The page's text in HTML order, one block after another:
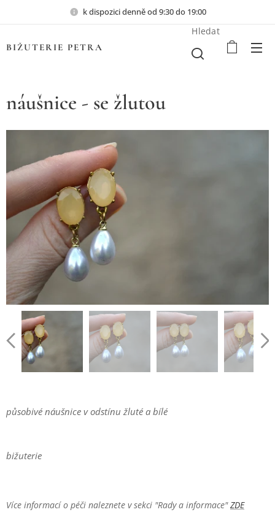
k dispozici denně od 9:30 do 19:00
BIŽUTERIE PETRA
Hledat
náušnice - se žlutou
působivé náušnice v odstínu žluté a bílé
bižuterie
Více informací o péči naleznete v sekci "Rady a informace"ZDE